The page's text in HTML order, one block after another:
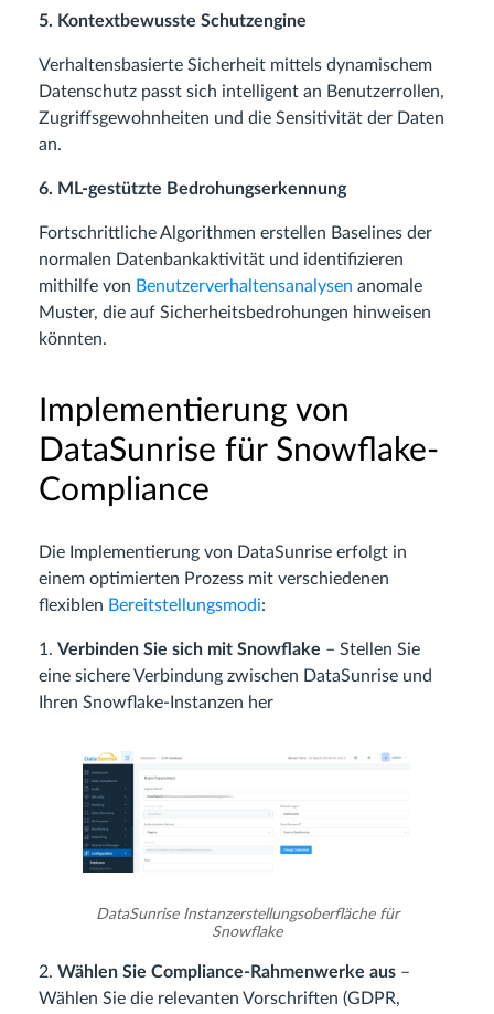
5. Kontextbewusste Schutzengine
Verhaltensbasierte Sicherheit mittels dynamischem
Datenschutz passt sich intelligent an Benutzerrollen,
Zugriffsgewohnheiten und die Sensitivität der Daten
an.
6. ML-gestützte Bedrohungserkennung
Fortschrittliche Algorithmen erstellen Baselines der
normalen Datenbankaktivität und identifizieren
mithilfe von Benutzerverhaltensanalysen anomale
Muster, die auf Sicherheitsbedrohungen hinweisen
könnten.
Implementierung von
DataSunrise für Snowflake-
Compliance
Die Implementierung von DataSunrise erfolgt in
einem optimierten Prozess mit verschiedenen
flexiblen Bereitstellungsmodi:
1. Verbinden Sie sich mit Snowflake – Stellen Sie
eine sichere Verbindung zwischen DataSunrise und
Ihren Snowflake-Instanzen her
DataSunrise Instanzerstellungsoberfläche für
Snowflake
2. Wählen Sie Compliance-Rahmenwerke aus –
Wählen Sie die relevanten Vorschriften (GDPR,